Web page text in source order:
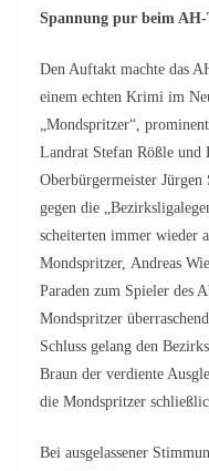
Spannung pur beim
Den Auftakt machte das
einem echten Krimi im
„Mondspritzer“,
Landrat Stefan Rößle und
Oberbürgermeister
gegen die
scheiterten immer wieder
Mondspritzer, Andreas
Paraden zum Spieler des
Mondspritzer
Schluss gelang den
Braun der verdiente
die Mondspritzer
Bei ausgelassener